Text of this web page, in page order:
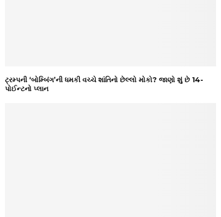
ટ્રમ્પની ‘બોમ્બિંગ’ની ધમકી વચ્ચે શાંતિનો છેલ્લો મોકો? જાણો શું છે 14-
પોઈન્ટનો પ્લાન